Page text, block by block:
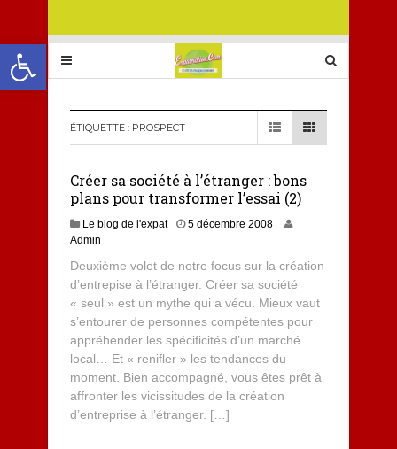
Ouvrir la barre d’outils
ÉTIQUETTE : PROSPECT
Créer sa société à l’étranger : bons
plans pour transformer l’essai (2)
Le blog de l'expat
5 décembre 2008
Admin
Deuxième volet de notre focus sur la création
d’entrepise à l’étranger. Créer sa société
« seul » est un mythe qui a vécu. Mieux vaut
s’entourer de personnes compétentes pour
appréhender les spécificités d’un marché
local… Et « renifler » les tendances du
moment. Bien accompagné, vous êtes prêt à
affronter les vicissitudes de la création
d’entreprise à l’étranger. […]